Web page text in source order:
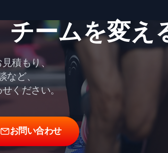
ームを​変え
積もり、
など、
ください。
お問い合わせ